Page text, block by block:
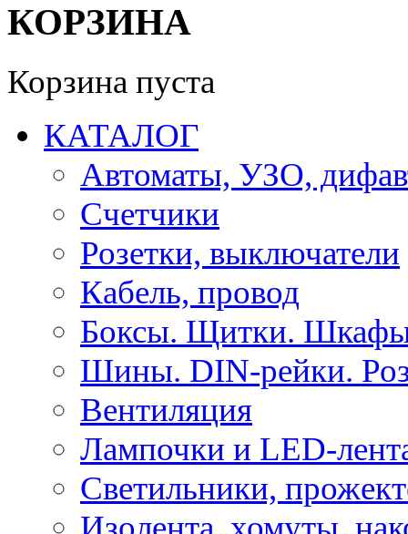
КОРЗИНА
Корзина пуста
КАТАЛОГ
Автоматы, УЗО,
Счетчики
Розетки, выключатели
Кабель, провод
Боксы. Щитки.
Шины. DIN-рейки.
Вентиляция
Лампочки и LED-
Светильники,